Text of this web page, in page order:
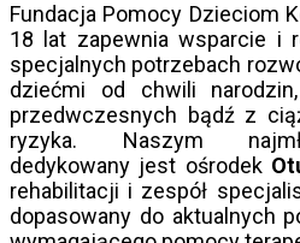
Fundacja Pomocy Dzieciom
18 lat zapewnia wsparcie i
specjalnych potrzebach
dziećmi od chwili
przedwczesnych bądź z
ryzyka. Naszym
dedykowany jest ośrodek
rehabilitacji i zespół
dopasowany do aktualnych